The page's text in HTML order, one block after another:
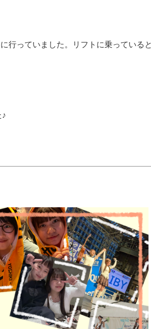
行っていました。リフトに乗っている